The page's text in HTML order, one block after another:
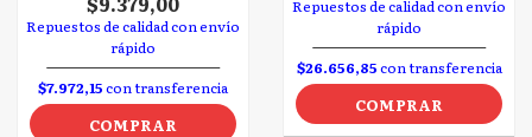
Repuestos de calidad con envío
rápido
$7.972,15con transferencia
COMPRAR
Repuestos de calidad con envío
rápido
$26.656,85con transferencia
COMPRAR